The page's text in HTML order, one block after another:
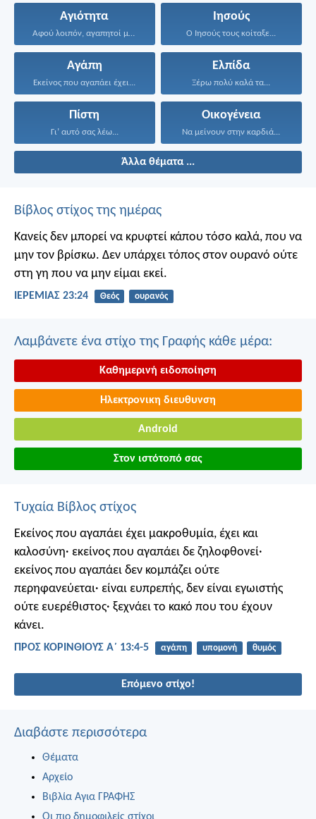
Αγιότητα
Αφού λοιπόν, αγαπητοί μου...
Ιησούς
Ο Ιησούς τους κοίταξε...
Αγάπη
Εκείνος που αγαπάει έχει...
Ελπίδα
Ξέρω πολύ καλά τα...
Πίστη
Γι’ αυτό σας λέω...
Οικογένεια
Να μείνουν στην καρδιά...
Άλλα θέματα ...
Βίβλος στίχος της ημέρας
Κανείς δεν μπορεί να κρυφτεί κάπου τόσο καλά, που να
μην τον βρίσκω. Δεν υπάρχει τόπος στον ουρανό ούτε
στη γη που να μην είμαι εκεί.
ΙΕΡΕΜΙΑΣ 23:24 Θεός ουρανός
Λαμβάνετε ένα στίχο της Γραφής κάθε μέρα:
Καθημερινή ειδοποίηση
Ηλεκτρονικη διευθυνση
Android
Στον ιστότοπό σας
Τυχαία Βίβλος στίχος
Εκείνος που αγαπάει έχει μακροθυμία, έχει και
καλοσύνη· εκείνος που αγαπάει δε ζηλοφθονεί·
εκείνος που αγαπάει δεν κομπάζει ούτε
περηφανεύεται· είναι ευπρεπής, δεν είναι εγωιστής
ούτε ευερέθιστος· ξεχνάει το κακό που του έχουν
κάνει.
ΠΡΟΣ ΚΟΡΙΝΘΙΟΥΣ Α΄ 13:4-5 αγάπη υπομονή θυμός
Επόμενο στίχο!
Διαβάστε περισσότερα
Θέματα
Αρχείο
Βιβλία Αγια ΓΡΑΦΗΣ